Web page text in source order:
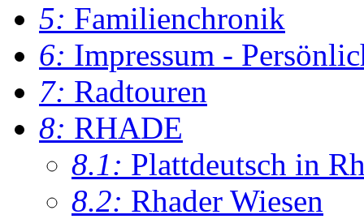
5: Familienchronik
6: Impressum -
7: Radtouren
8: RHADE
8.1: Plattdeutsch in
8.2: Rhader Wiesen